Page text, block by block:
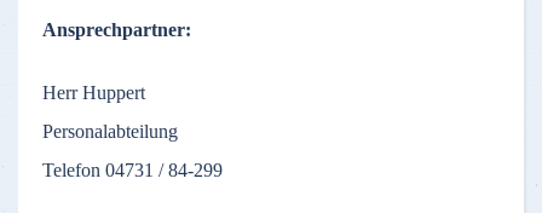
Ansprechpartner:
Herr Huppert
Personalabteilung
Telefon 04731 / 84-299